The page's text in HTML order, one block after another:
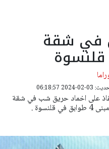
في شقة
2024 06:18:57
وانقاذ على اخماد حريق شب في شقة
.